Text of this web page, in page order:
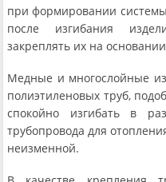
при формировании
после изгибания
закреплять их на
Медные и многослойные
полиэтиленовых труб,
спокойно изгибать в
трубопровода для
неизменной.